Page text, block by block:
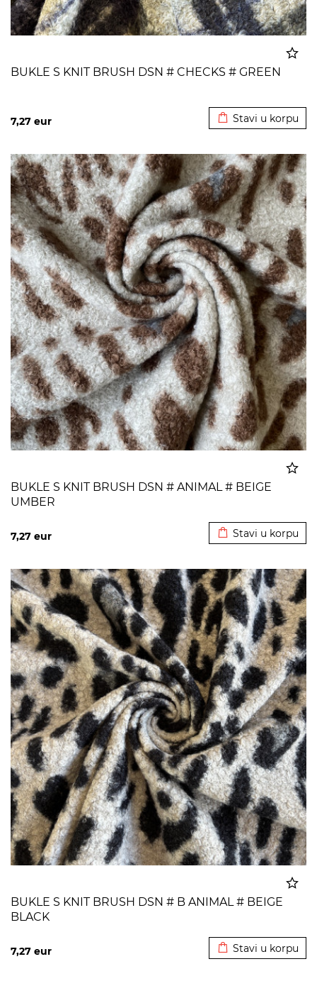
BUKLE S KNIT BRUSH DSN # CHECKS # GREEN
7,27 eur Stavi u korpu
BUKLE S KNIT BRUSH DSN # ANIMAL # BEIGE
UMBER
7,27 eur Stavi u korpu
BUKLE S KNIT BRUSH DSN # B ANIMAL # BEIGE
BLACK
7,27 eur Stavi u korpu